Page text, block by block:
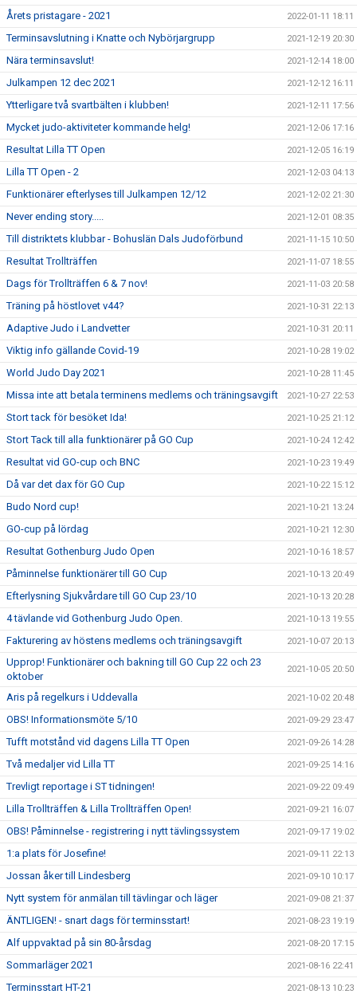
Årets pristagare - 2021 2022-01-11 18:11
Terminsavslutning i Knatte och Nybörjargrupp 2021-12-19 20:30
Nära terminsavslut! 2021-12-14 18:00
Julkampen 12 dec 2021 2021-12-12 16:11
Ytterligare två svartbälten i klubben! 2021-12-11 17:56
Mycket judo-aktiviteter kommande helg! 2021-12-06 17:16
Resultat Lilla TT Open 2021-12-05 16:19
Lilla TT Open - 2 2021-12-03 04:13
Funktionärer efterlyses till Julkampen 12/12 2021-12-02 21:30
Never ending story..... 2021-12-01 08:35
Till distriktets klubbar - Bohuslän Dals Judoförbund 2021-11-15 10:50
Resultat Trollträffen 2021-11-07 18:55
Dags för Trollträffen 6 & 7 nov! 2021-11-03 20:58
Träning på höstlovet v44? 2021-10-31 22:13
Adaptive Judo i Landvetter 2021-10-31 20:11
Viktig info gällande Covid-19 2021-10-28 19:02
World Judo Day 2021 2021-10-28 11:45
Missa inte att betala terminens medlems och träningsavgift 2021-10-27 22:53
Stort tack för besöket Ida! 2021-10-25 21:12
Stort Tack till alla funktionärer på GO Cup 2021-10-24 12:42
Resultat vid GO-cup och BNC 2021-10-23 19:49
Då var det dax för GO Cup 2021-10-22 15:12
Budo Nord cup! 2021-10-21 13:24
GO-cup på lördag 2021-10-21 12:30
Resultat Gothenburg Judo Open 2021-10-16 18:57
Påminnelse funktionärer till GO Cup 2021-10-13 20:49
Efterlysning Sjukvårdare till GO Cup 23/10 2021-10-13 20:28
4 tävlande vid Gothenburg Judo Open. 2021-10-13 19:55
Fakturering av höstens medlems och träningsavgift 2021-10-07 20:13
Upprop! Funktionärer och bakning till GO Cup 22 och 23
oktober
2021-10-05 20:50
Aris på regelkurs i Uddevalla 2021-10-02 20:48
OBS! Informationsmöte 5/10 2021-09-29 23:47
Tufft motstånd vid dagens Lilla TT Open 2021-09-26 14:28
Två medaljer vid Lilla TT 2021-09-25 14:16
Trevligt reportage i ST tidningen! 2021-09-22 09:49
Lilla Trollträffen & Lilla Trollträffen Open! 2021-09-21 16:07
OBS! Påminnelse - registrering i nytt tävlingssystem 2021-09-17 19:02
1:a plats för Josefine! 2021-09-11 22:13
Jossan åker till Lindesberg 2021-09-10 10:17
Nytt system för anmälan till tävlingar och läger 2021-09-08 21:37
ÄNTLIGEN! - snart dags för terminsstart! 2021-08-23 19:19
Alf uppvaktad på sin 80-årsdag 2021-08-20 17:15
Sommarläger 2021 2021-08-16 22:41
Terminsstart HT-21 2021-08-13 10:23